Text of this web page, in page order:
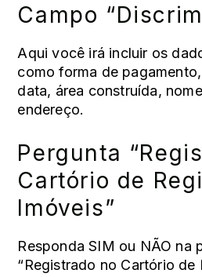
Campo
Aqui você irá incluir os
como forma de
data, área construída,
endereço.
Pergunta
Cartório de
Imóveis”
Responda SIM ou NÃO na
“Registrado no Cartório de